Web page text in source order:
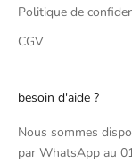
Politique de
CGV
besoin d'aide ?
Nous sommes
par WhatsApp au